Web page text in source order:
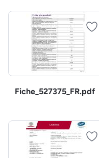
Fiche_527375_FR.pdf